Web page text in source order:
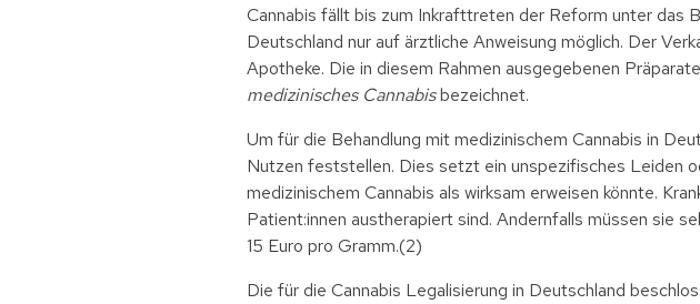
Cannabis fällt bis zum Inkrafttreten der Reform unter das
Deutschland nur auf ärztliche Anweisung möglich. Der
Apotheke. Die in diesem Rahmen ausgegebenen
medizinisches Cannabisbezeichnet.
Um für die Behandlung mit medizinischem Cannabis in
Nutzen feststellen. Dies setzt ein unspezifisches Leiden
medizinischem Cannabis als wirksam erweisen könnte.
Patient:innen austherapiert sind. Andernfalls müssen sie
15 Euro pro Gramm.(2)
Die für die Cannabis Legalisierung in Deutschland